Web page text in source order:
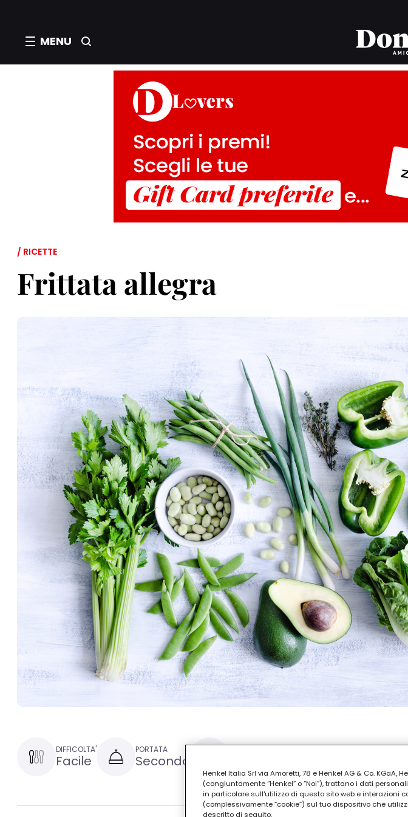
MENU
/ RICETTE
Frittata allegra
DIFFICOLTA'
Facile
PORTATA
Secondo
Henkel Italia Srl via Amoretti, 78 e Henkel AG & Co. KGaA,
(congiuntamente “Henkel” o “Noi”), trattano i dati
in particolare sull'utilizzo di questo sito web e interazioni
(complessivamente “cookie”) sul tuo dispositivo che
descritto di seguito.